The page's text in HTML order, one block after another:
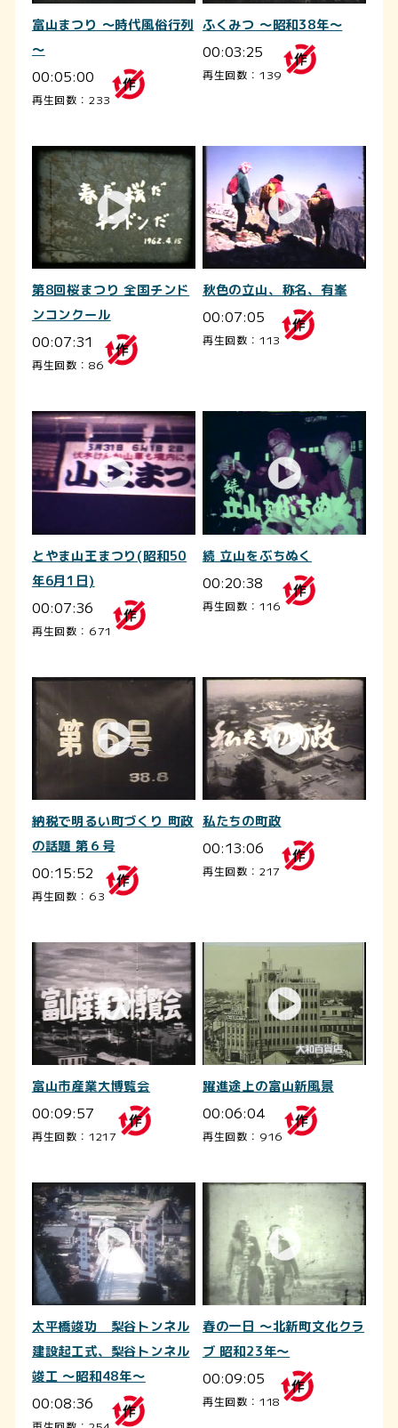
富山まつり ～時代風俗行列
～
00:05:00
再生回数：233
ふくみつ ～昭和38年～
00:03:25
再生回数：139
第8回桜まつり 全国チンド
ンコンクール
00:07:31
再生回数：86
秋色の立山、称名、有峯
00:07:05
再生回数：113
とやま山王まつり(昭和50
年6月1日)
00:07:36
再生回数：671
続 立山をぶちぬく
00:20:38
再生回数：116
納税で明るい町づくり 町政
の話題 第６号
00:15:52
再生回数：63
私たちの町政
00:13:06
再生回数：217
富山市産業大博覧会
00:09:57
再生回数：1217
躍進途上の富山新風景
00:06:04
再生回数：916
太平橋竣功 梨谷トンネル
建設起工式、梨谷トンネル
竣工 ～昭和48年～
00:08:36
春の一日 ～北新町文化クラ
ブ 昭和23年～
00:09:05
再生回数：118